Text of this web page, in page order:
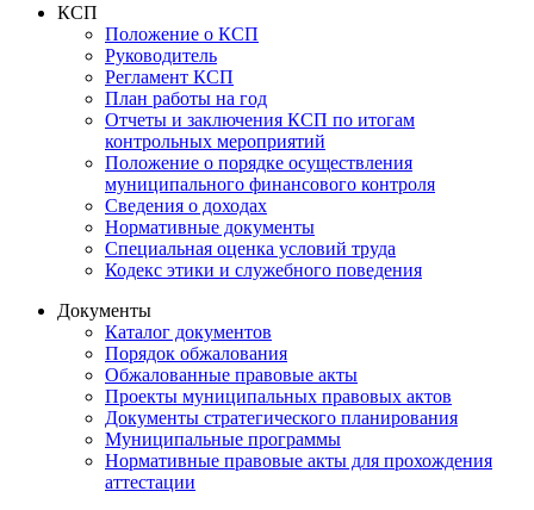
КСП
Положение о КСП
Руководитель
Регламент КСП
План работы на год
Отчеты и заключения КСП по итогам
контрольных мероприятий
Положение о порядке осуществления
муниципального финансового контроля
Сведения о доходах
Нормативные документы
Специальная оценка условий труда
Кодекс этики и служебного поведения
Документы
Каталог документов
Порядок обжалования
Обжалованные правовые акты
Проекты муниципальных правовых актов
Документы стратегического планирования
Муниципальные программы
Нормативные правовые акты для прохождения
аттестации